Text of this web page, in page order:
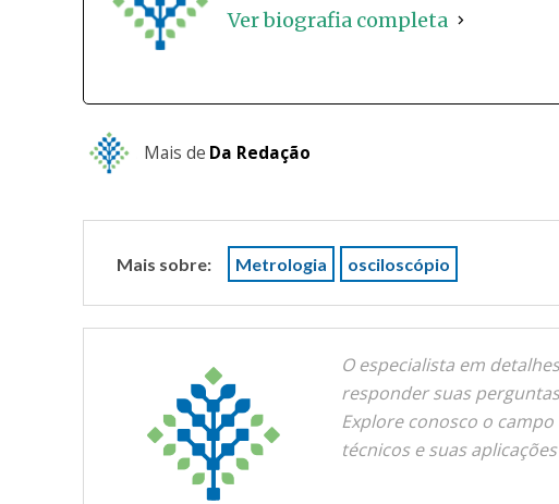
Ver biografia completa
Mais de Da Redação
Mais sobre: Metrologia osciloscópio
O especialista em
responder suas
Explore conosco o
técnicos e suas